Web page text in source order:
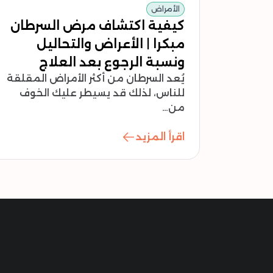
الأمراض
كيفية اكتشاف مرض السرطان
مبكرا | الأعراض والتحاليل
ونسبة الرجوع بعد العلاج
يُعد السرطان من أكثر الأمراض المقلقة
للناس، لذلك قد يسيطر عليك الخوف
من…
اقرأ المزيد